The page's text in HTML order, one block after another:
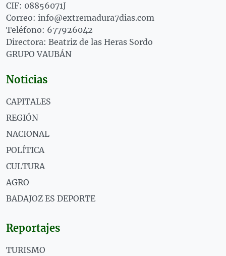
CIF: 08856071J
Correo: info@extremadura7dias.com
Teléfono: 677926042
Directora: Beatriz de las Heras Sordo
GRUPO VAUBÁN
Noticias
CAPITALES
REGIÓN
NACIONAL
POLÍTICA
CULTURA
AGRO
BADAJOZ ES DEPORTE
Reportajes
TURISMO